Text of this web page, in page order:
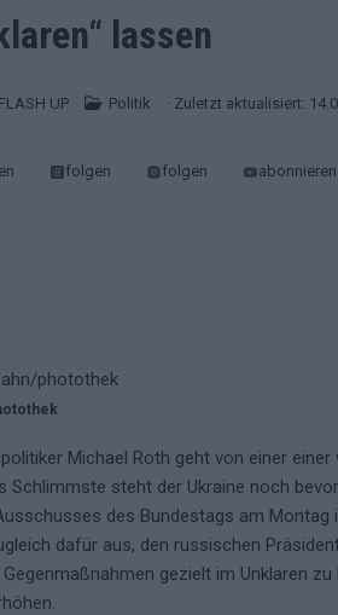
morgen: Finnland Favorit, Australien
Sallys Café, Westernbrauerei – der Europa-
gewinnt verdient, Israel beunruhigend – unser
lassen
UP Politik · Zuletzt aktualisiert:
folgen folgen abonnieren
Michael Roth geht von einer
Schlimmste steht der Ukraine noch
des Bundestags am Montag
dafür aus, den russischen
gezielt im Unklaren zu